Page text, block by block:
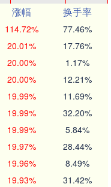
涨幅
换手率
114.72% 77.46%
20.01% 17.76%
20.00% 1.17%
20.00% 12.21%
19.99% 11.69%
19.99% 32.20%
19.99% 5.84%
19.97% 28.44%
19.96% 8.49%
19.93% 31.42%